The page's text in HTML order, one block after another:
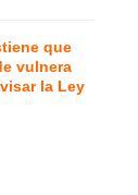
que
vulnera
la Ley